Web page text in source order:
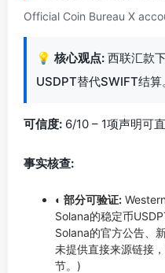
Official Coin Bureau X
💡 核心观点: 西联汇款
USDPT替代SWIFT结算
可信度: 6/10 – 1项声明可
事实核查:
◐ 部分可验证:
Solana的稳定币
Solana的官方公告、
未提供直接来源链接
节。)